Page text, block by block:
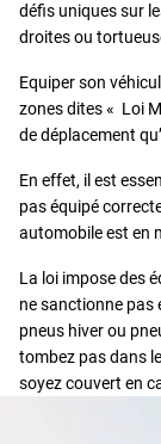
défis uniques sur
droites ou
Equiper son
zones dites « Loi
de déplacement
En effet, il est
pas équipé
automobile est en
La loi impose des
ne sanctionne pas
pneus hiver ou
tombez pas dans
soyez couvert en